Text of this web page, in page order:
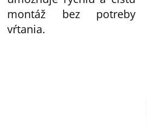
montáž bez potreby
vŕtania.